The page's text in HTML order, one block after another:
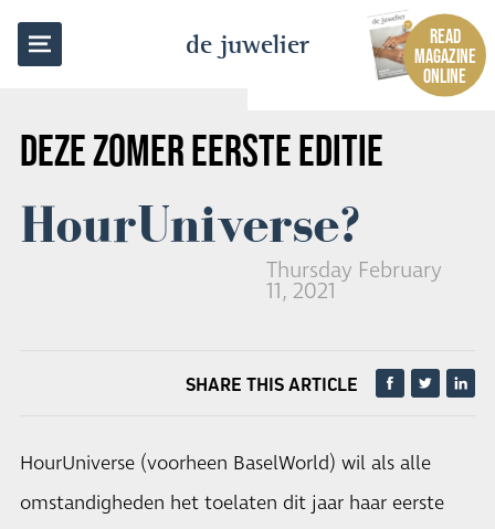
de juwelier
READ
MAGAZINE
ONLINE
DEZE ZOMER EERSTE EDITIE
HourUniverse?
Thursday February
11, 2021
BACK TO OVERVIEW
SHARE THIS ARTICLE
HourUniverse (voorheen BaselWorld) wil als alle
omstandigheden het toelaten dit jaar haar eerste